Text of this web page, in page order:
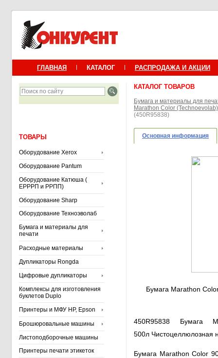
ГЛАВНАЯ КАТАЛОГ РАСПРОДАЖА И АКЦИИ
ТОВАРЫ
Оборудование Xerox
Оборудование Pantum
Оборудование Катюша (
ЕРРРП и РРПП)
Оборудование Sharp
Оборудование Техноэволаб
Бумага и материалы для
печати
Расходные материалы
Дупликаторы Rongda
Цифровые дупликаторы
Комплексы для изготовления
буклетов Duplo
Принтеры и МФУ HP, Epson
Брошюровальные машины
Листоподборочные машины
Принтеры печати этикеток
КАТАЛОГ ТОВАРОВ
Бумага и материалы для
Marathon Color (Technoevolab)
(450R95838)
Основная информация
Бумага Marathon
450R95838 Бумага
500л Чистоцеллюлозная
Бумага Marathon Color